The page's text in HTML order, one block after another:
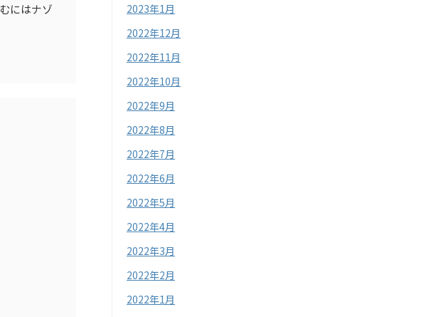
にはナゾ
2023年1月
2022年12月
2022年11月
2022年10月
2022年9月
2022年8月
2022年7月
2022年6月
2022年5月
2022年4月
2022年3月
2022年2月
2022年1月